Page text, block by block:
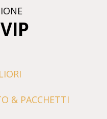
& PACCHETTI